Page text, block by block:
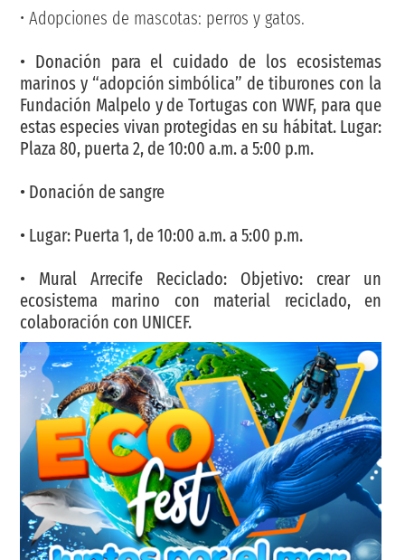
• Adopciones de mascotas: perros y gatos.
• Donación para el cuidado de los ecosistemas
marinos y “adopción simbólica” de tiburones con la
Fundación Malpelo y de Tortugas con WWF, para que
estas especies vivan protegidas en su hábitat. Lugar:
Plaza 80, puerta 2, de 10:00 a.m. a 5:00 p.m.
• Donación de sangre
• Lugar: Puerta 1, de 10:00 a.m. a 5:00 p.m.
• Mural Arrecife Reciclado: Objetivo: crear un
ecosistema marino con material reciclado, en
colaboración con UNICEF.